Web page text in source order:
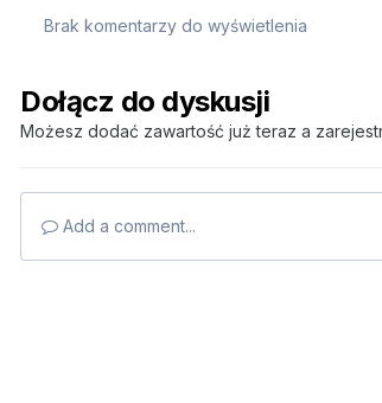
Brak komentarzy do wyświetlenia
Dołącz do dyskusji
Możesz dodać zawartość już teraz a
Add a comment...